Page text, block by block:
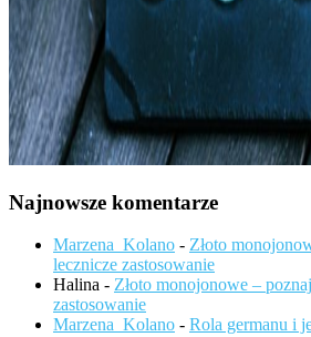
Najnowsze komentarze
Marzena_Kolano - Złoto
lecznicze zastosowanie
Halina - Złoto monojonowe –
zastosowanie
Marzena_Kolano - Rola germanu i